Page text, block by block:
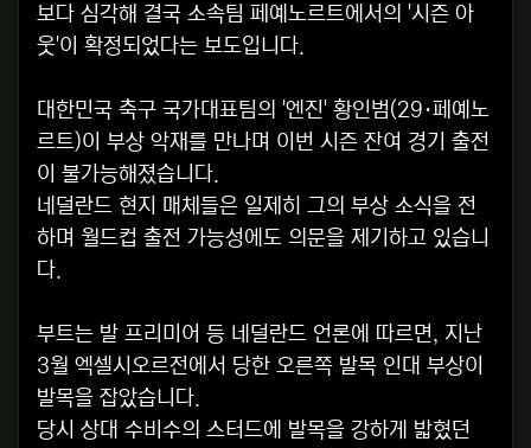
보다 심각해 결국 소속팀 페예노르트에서의 '시즌 아
웃'이 확정되었다는 보도입니다.
대한민국 축구 국가대표팀의 '엔진' 황인범(29·페예노
르트)이 부상 악재를 만나며 이번 시즌 잔여 경기 출전
이 불가능해졌습니다.
네덜란드 현지 매체들은 일제히 그의 부상 소식을 전
하며 월드컵 출전 가능성에도 의문을 제기하고 있습니
다.
부트는 발 프리미어 등 네덜란드 언론에 따르면, 지난
3월 엑셀시오르전에서 당한 오른쪽 발목 인대 부상이
발목을 잡았습니다.
당시 상대 수비수의 스터드에 발목을 강하게 밟혔던